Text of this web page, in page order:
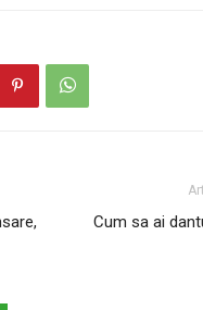
Cum sa ai